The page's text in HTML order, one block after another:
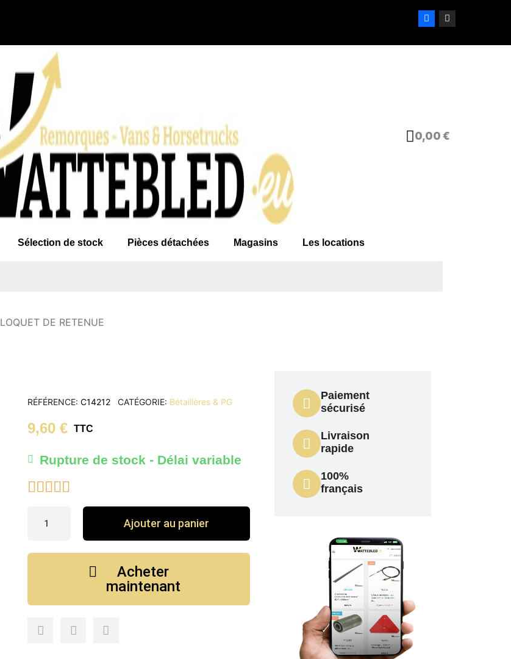
0,00 €
Sélection de stock Pièces détachées Magasins Les locations
LOQUET DE RETENUE
RÉFÉRENCE C14212 CATÉGORIE Bétaillères & PG
9,60 € TTC
Rupture de stock - Délai variable
    
Ajouter au panier
Acheter
maintenant
Paiement
sécurisé
Livraison
rapide
100%
français